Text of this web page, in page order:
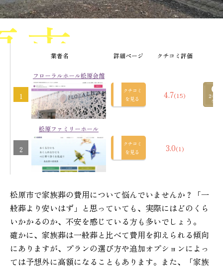
市
葬儀社
業者名 詳細ページ クチコミ評価
1
フローラルホール松原会館
クチコミ
を見る
4.7(15)
2
松原ファミリーホール
クチコミ
を見る
3.0(1)
松原市で家族葬の費用について悩んでいませんか？「一
般葬より安いはず」と思っていても、実際にはどのくら
いかかるのか、不安を感じている方も多いでしょう。
確かに、家族葬は一般葬と比べて費用を抑えられる傾向
にありますが、プランの選び方や追加オプションによっ
ては予想外に高額になることもあります。また、「家族